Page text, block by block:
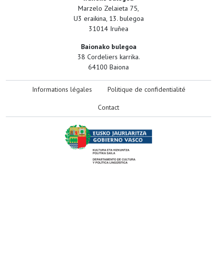
Marzelo Zelaieta 75,
U3 eraikina, 13. bulegoa
31014 Iruñea
Baionako bulegoa
38 Cordeliers karrika.
64100 Baiona
Informations légales Politique de confidentialité
Contact